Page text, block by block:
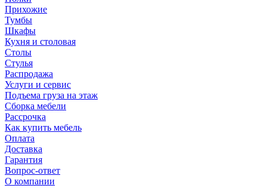
Прихожие
Тумбы
Шкафы
Кухня и столовая
Столы
Стулья
Распродажа
Услуги и сервис
Подъема груза на этаж
Сборка мебели
Рассрочка
Как купить мебель
Оплата
Доставка
Гарантия
Вопрос-ответ
О компании